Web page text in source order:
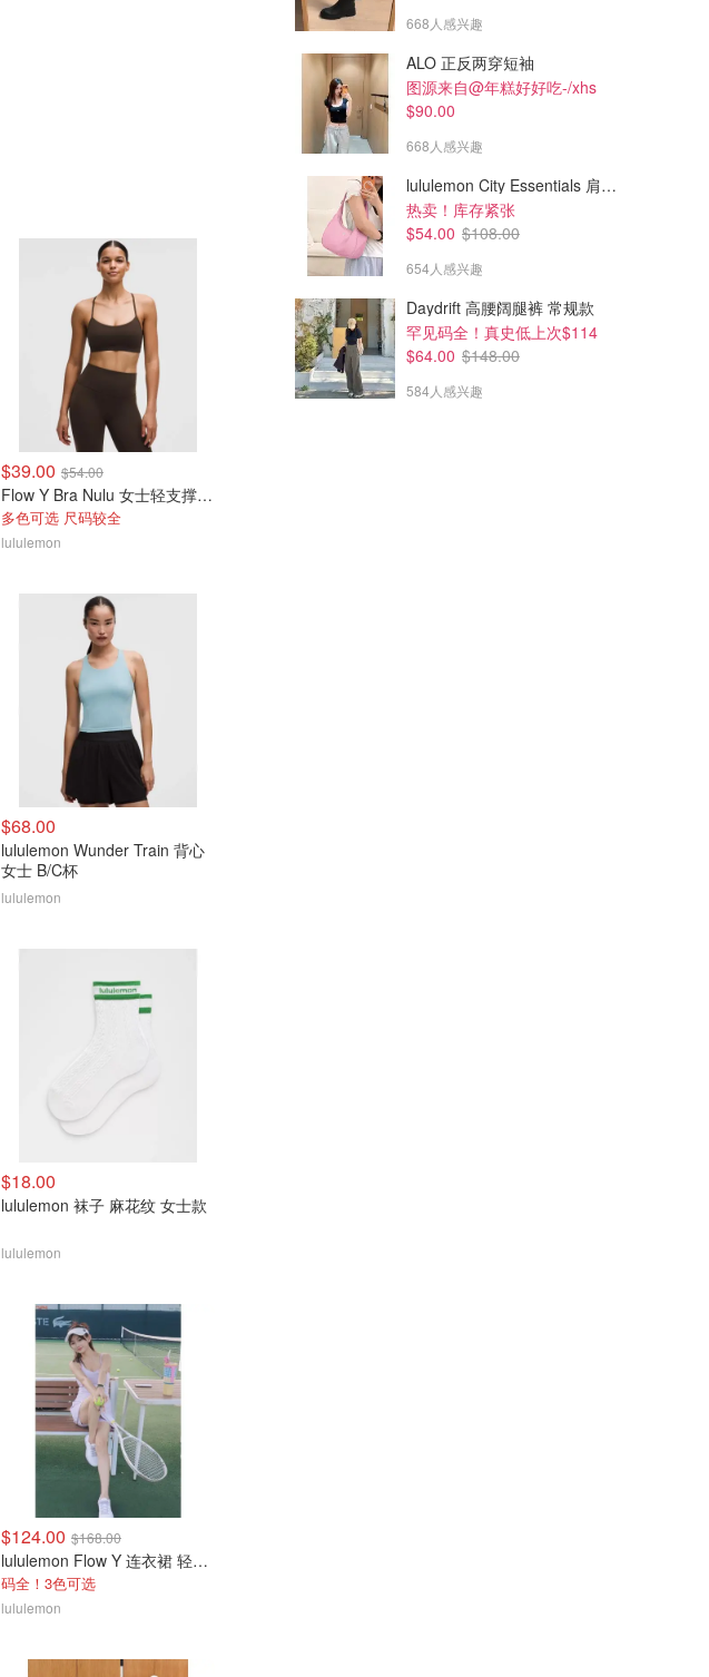
$39.00 $54.00
Flow Y Bra Nulu 女士轻支撑文胸
多色可选 尺码较全
lululemon
$68.00
lululemon Wunder Train 背心
女士 B/C杯
lululemon
$18.00
lululemon 袜子 麻花纹 女士款
lululemon
$124.00 $168.00
lululemon Flow Y 连衣裙 轻支撑 B/C杯
码全！3色可选
lululemon
668人感兴趣
ALO 正反两穿短袖
图源来自@年糕好好吃-/xhs
$90.00
668人感兴趣
lululemon City Essentials 肩背包 4L
热卖！库存紧张
$54.00 $108.00
654人感兴趣
Daydrift 高腰阔腿裤 常规款
罕见码全！真史低上次$114
$64.00 $148.00
584人感兴趣